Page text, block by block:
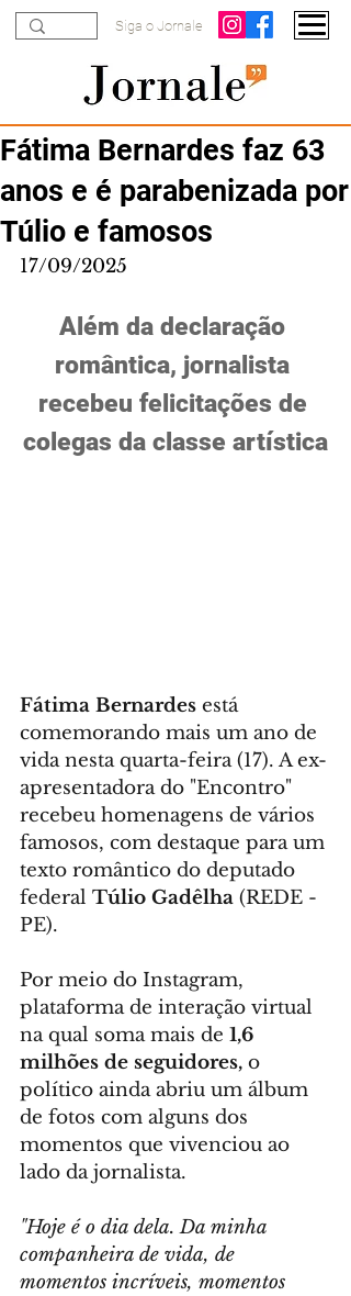
Siga o Jornale
Fátima Bernardes faz 63
anos e é parabenizada por
Túlio e famosos
17/09/2025
Além da declaração
romântica, jornalista
recebeu felicitações de
colegas da classe artística
Fátima Bernardes está
comemorando mais um ano de
vida nesta quarta-feira (17). A ex-
apresentadora do "Encontro"
recebeu homenagens de vários
famosos, com destaque para um
texto romântico do deputado
federal Túlio Gadêlha (REDE -
PE).
Por meio do Instagram,
plataforma de interação virtual
na qual soma mais de 1,6
milhões de seguidores, o
político ainda abriu um álbum
de fotos com alguns dos
momentos que vivenciou ao
lado da jornalista.
"Hoje é o dia dela. Da minha
companheira de vida, de
momentos incríveis, momentos